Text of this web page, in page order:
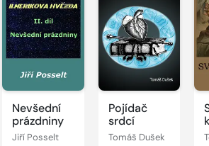
Nevšední
prázdniny
Jiří Posselt
Pojídač
srdcí
Tomáš Dušek